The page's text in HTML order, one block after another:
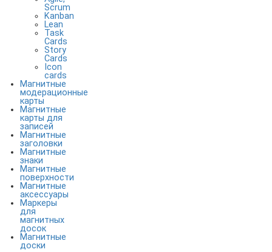
Scrum
Kanban
Lean
Task
Cards
Story
Cards
Icon
cards
Магнитные
модерационные
карты
Магнитные
карты для
записей
Магнитные
заголовки
Магнитные
знаки
Магнитные
поверхности
Магнитные
аксессуары
Маркеры
для
магнитных
досок
Магнитные
доски